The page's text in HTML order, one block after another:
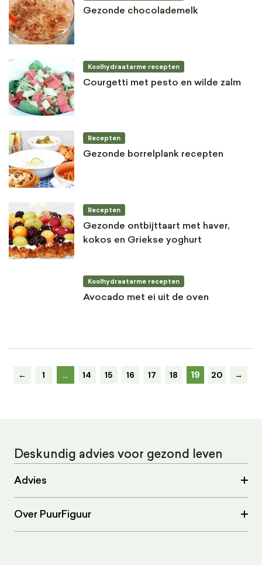
Gezonde chocolademelk
Koolhydraatarme recepten
Courgetti met pesto en wilde zalm
Recepten
Gezonde borrelplank recepten
Recepten
Gezonde ontbijttaart met haver,
kokos en Griekse yoghurt
Koolhydraatarme recepten
Avocado met ei uit de oven
← 1 … 14 15 16 17 18 19 20 →
Deskundig advies voor gezond leven
Advies
Over PuurFiguur